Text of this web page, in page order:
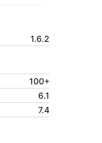
1.6.2
100+
6.1
7.4